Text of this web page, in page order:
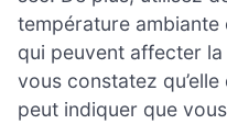
température ambiante
qui peuvent affecter
vous constatez
peut indiquer que